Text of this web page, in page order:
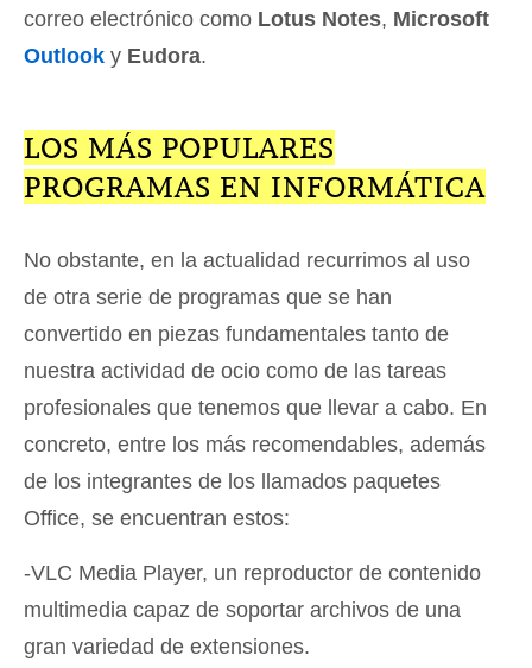
correo electrónico como Lotus Notes, Microsoft
Outlook y Eudora.
LOS MÁS POPULARES
PROGRAMAS EN INFORMÁTICA
No obstante, en la actualidad recurrimos al uso
de otra serie de programas que se han
convertido en piezas fundamentales tanto de
nuestra actividad de ocio como de las tareas
profesionales que tenemos que llevar a cabo. En
concreto, entre los más recomendables, además
de los integrantes de los llamados paquetes
Office, se encuentran estos:
-VLC Media Player, un reproductor de contenido
multimedia capaz de soportar archivos de una
gran variedad de extensiones.